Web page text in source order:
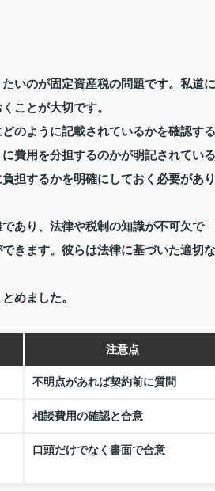
いのが固定資産税の問題です。私道に
ことが大切です。
のように記載されているかを確認する
費用を分担するのかが明記されている
担するかを明確にしておく必要があり
あり、法律や税制の知識が不可欠で
きます。彼らは法律に基づいた適切な
めました。
注意点
不明点があれば契約前に質問
相談費用の確認と合意
口頭だけでなく書面で合意